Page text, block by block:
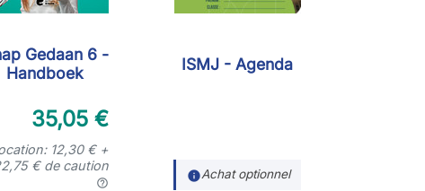
Gedaan 6 -
Handboek
35,05 €
12,30 € +
€ de caution
help_outline
ISMJ - Agenda
infoAchat optionnel